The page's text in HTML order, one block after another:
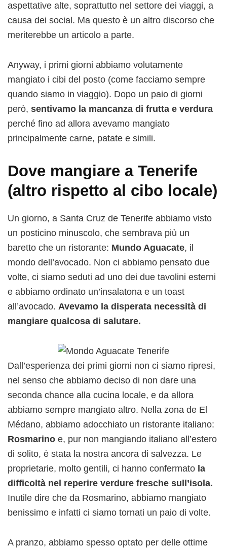
aspettative alte, soprattutto nel settore dei viaggi, a
causa dei social. Ma questo è un altro discorso che
meriterebbe un articolo a parte.
Anyway, i primi giorni abbiamo volutamente
mangiato i cibi del posto (come facciamo sempre
quando siamo in viaggio). Dopo un paio di giorni
però, sentivamo la mancanza di frutta e verdura
perché fino ad allora avevamo mangiato
principalmente carne, patate e simili.
Dove mangiare a Tenerife
(altro rispetto al cibo locale)
Un giorno, a Santa Cruz de Tenerife abbiamo visto
un posticino minuscolo, che sembrava più un
baretto che un ristorante: Mundo Aguacate, il
mondo dell’avocado. Non ci abbiamo pensato due
volte, ci siamo seduti ad uno dei due tavolini esterni
e abbiamo ordinato un’insalatona e un toast
all’avocado. Avevamo la disperata necessità di
mangiare qualcosa di salutare.
Dall’esperienza dei primi giorni non ci siamo ripresi,
nel senso che abbiamo deciso di non dare una
seconda chance alla cucina locale, e da allora
abbiamo sempre mangiato altro. Nella zona de El
Médano, abbiamo adocchiato un ristorante italiano:
Rosmarino e, pur non mangiando italiano all’estero
di solito, è stata la nostra ancora di salvezza. Le
proprietarie, molto gentili, ci hanno confermato la
difficoltà nel reperire verdure fresche sull’isola.
Inutile dire che da Rosmarino, abbiamo mangiato
benissimo e infatti ci siamo tornati un paio di volte.
A pranzo, abbiamo spesso optato per delle ottime